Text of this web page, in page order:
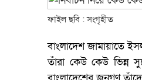
ফাইল ছবি : সংগৃহীত
বাংলাদেশ জামায়াতে
তাঁরা কেউ কেউ ভিন্ন